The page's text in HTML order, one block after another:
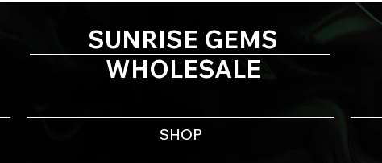
SHOP
SUNRISE GEMS
WHOLESALE